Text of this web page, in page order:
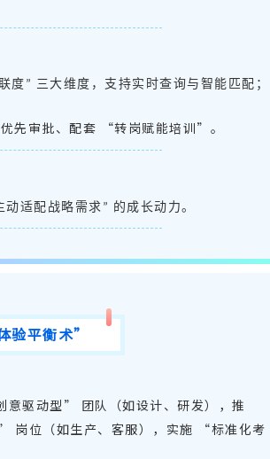
度 ” 三大维度，支持实时查询与智能匹配；
先审批、配套 “转岗赋能培训” 。
动适配战略需求 ” 的成长动力。
验平衡术”
意驱动型” 团队（如设计、研发），推
岗位（如生产、客服），实施 “标准化考